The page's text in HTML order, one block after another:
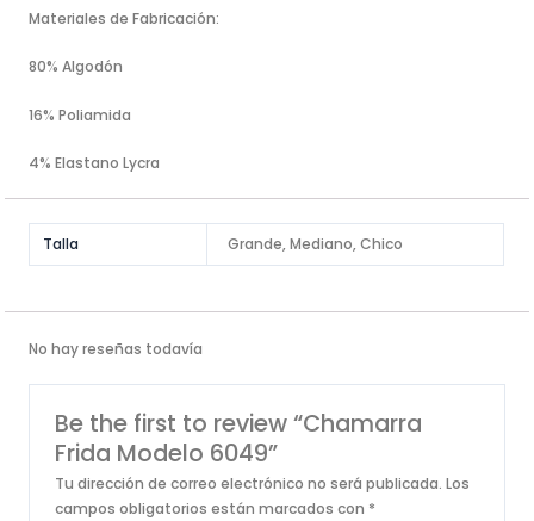
Materiales de Fabricación:
80% Algodón
16% Poliamida
4% Elastano Lycra
Talla Grande, Mediano, Chico
No hay reseñas todavía
Be the first to review “Chamarra
Frida Modelo 6049”
Tu dirección de correo electrónico no será publicada. Los
campos obligatorios están marcados con *